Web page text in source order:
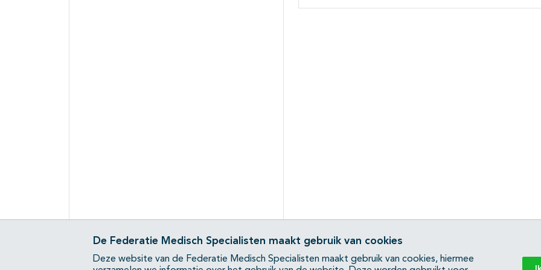
De Federatie Medisch Specialisten maakt gebruik van cookies
Deze website van de Federatie Medisch Specialisten maakt gebruik van cookies, hiermee